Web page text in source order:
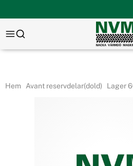
Hem Avant reservdelar(dold) Lager